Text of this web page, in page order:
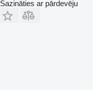
Sazināties ar pārdevēju